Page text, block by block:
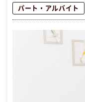
パート・アルバイト